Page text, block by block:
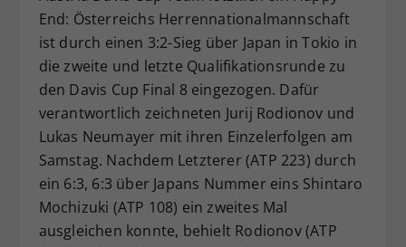
End: Österreichs Herrennationalmannschaft
ist durch einen 3:2-Sieg über Japan in Tokio in
die zweite und letzte Qualifikationsrunde zu
den Davis Cup Final 8 eingezogen. Dafür
verantwortlich zeichneten Jurij Rodionov und
Lukas Neumayer mit ihren Einzelerfolgen am
Samstag. Nachdem Letzterer (ATP 223) durch
ein 6:3, 6:3 über Japans Nummer eins Shintaro
Mochizuki (ATP 108) ein zweites Mal
ausgleichen konnte, behielt Rodionov (ATP
Zweck
Dieser Wert speichert Ihre Consent-
Einstellungen. Unter anderem eine
zufällig generierte ID, für die
historische Speicherung Ihrer
vorgenommen Einstellungen, falls der
Webseiten-Betreiber dies eingestellt
hat.